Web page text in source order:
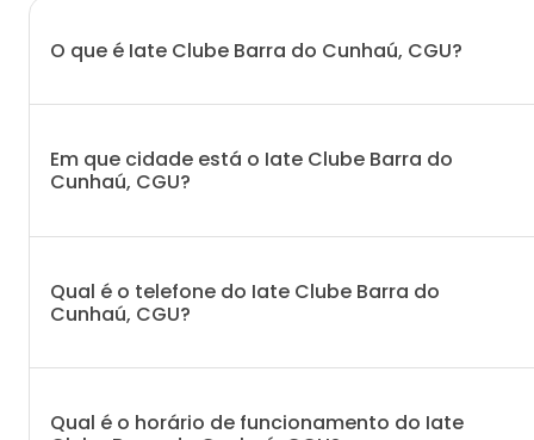
O que é Iate Clube Barra do Cunhaú, CGU?
Em que cidade está o Iate Clube Barra do
Cunhaú, CGU?
Qual é o telefone do Iate Clube Barra do
Cunhaú, CGU?
Qual é o horário de funcionamento do Iate